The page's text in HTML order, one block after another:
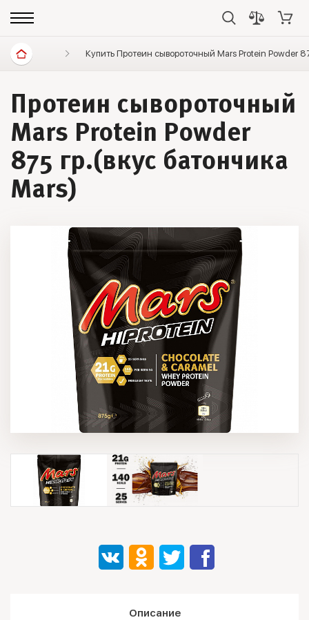
Спортивное питание Протеины Протеин
Купить Протеин сывороточный Mars Protein Powder
Протеин сывороточный
Mars Protein Powder
875 гр.(вкус батончика
Mars)
Описание